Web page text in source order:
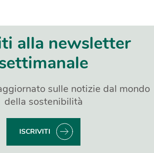
alla newsletter
sulle notizie dal mondo
della sostenibilità
ISCRIVITI